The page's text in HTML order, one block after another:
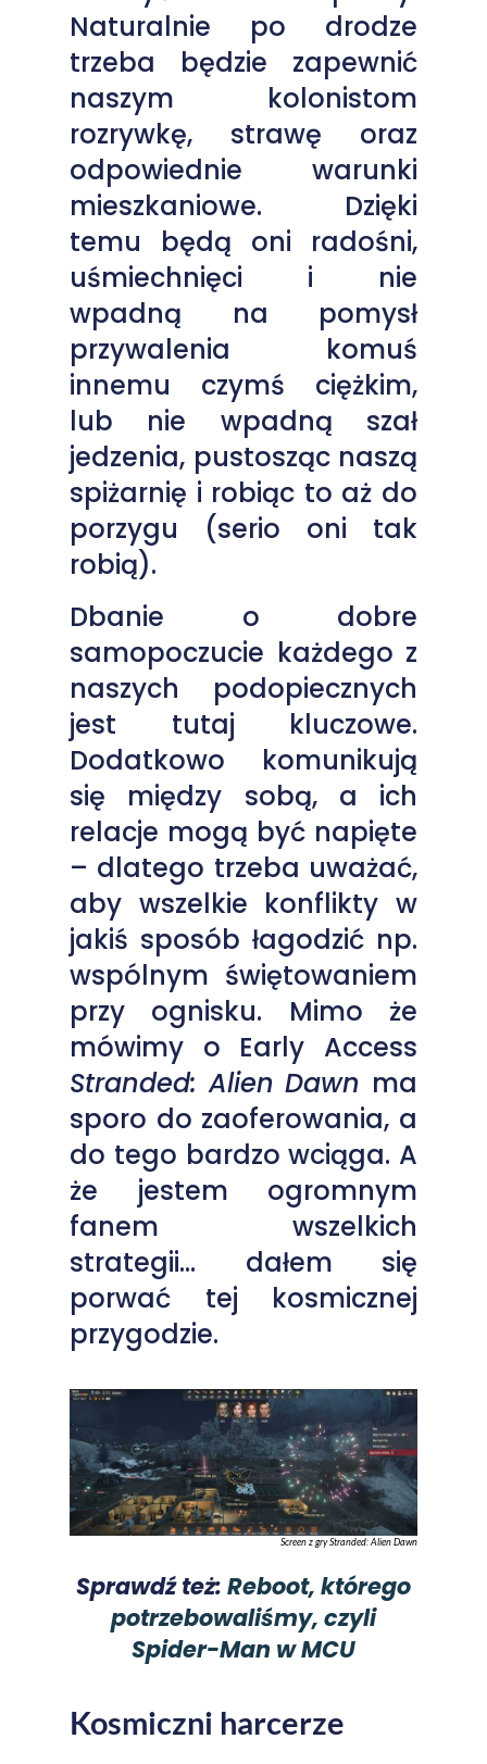
Naturalnie po drodze
trzeba będzie zapewnić
naszym kolonistom
rozrywkę, strawę oraz
odpowiednie warunki
mieszkaniowe. Dzięki
temu będą oni radośni,
uśmiechnięci i nie
wpadną na pomysł
przywalenia komuś
innemu czymś ciężkim,
lub nie wpadną szał
jedzenia, pustosząc naszą
spiżarnię i robiąc to aż do
porzygu (serio oni tak
robią).
Dbanie o dobre
samopoczucie każdego z
naszych podopiecznych
jest tutaj kluczowe.
Dodatkowo komunikują
się między sobą, a ich
relacje mogą być napięte
– dlatego trzeba uważać,
aby wszelkie konflikty w
jakiś sposób łagodzić np.
wspólnym świętowaniem
przy ognisku. Mimo że
mówimy o Early Access
Stranded: Alien Dawn ma
sporo do zaoferowania, a
do tego bardzo wciąga. A
że jestem ogromnym
fanem wszelkich
strategii… dałem się
porwać tej kosmicznej
przygodzie.
Screen z gry Stranded: Alien Dawn
Sprawdź też: Reboot, którego
potrzebowaliśmy, czyli
Spider-Man w MCU
Kosmiczni harcerze